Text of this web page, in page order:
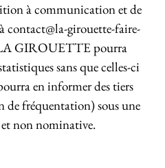
à communication et de
contact@la-girouette-faire-
GIROUETTE pourra
sans que celles-ci
en informer des tiers
de fréquentation) sous une
non nominative.